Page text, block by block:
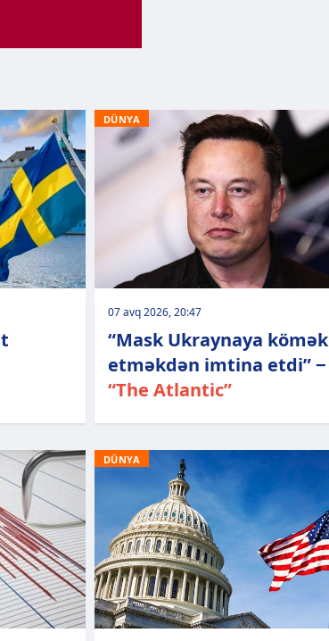
DÜNYA
07 avq 2026, 20:47
“Mask Ukraynaya kömək
etməkdən imtina etdi” −
“The Atlantic”
DÜNYA